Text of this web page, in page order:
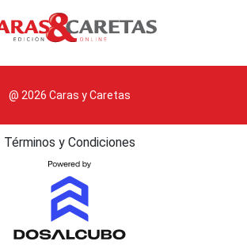
@ 2026 Caras y Caretas
Términos y Condiciones